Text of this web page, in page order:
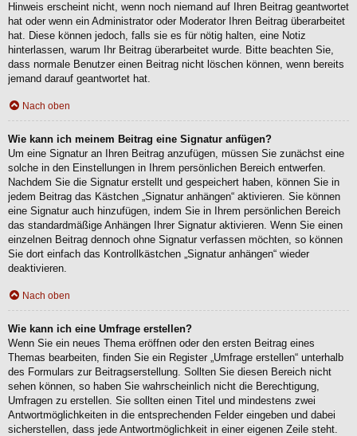
Hinweis erscheint nicht, wenn noch niemand auf Ihren Beitrag geantwortet
hat oder wenn ein Administrator oder Moderator Ihren Beitrag überarbeitet
hat. Diese können jedoch, falls sie es für nötig halten, eine Notiz
hinterlassen, warum Ihr Beitrag überarbeitet wurde. Bitte beachten Sie,
dass normale Benutzer einen Beitrag nicht löschen können, wenn bereits
jemand darauf geantwortet hat.
Nach oben
Wie kann ich meinem Beitrag eine Signatur anfügen?
Um eine Signatur an Ihren Beitrag anzufügen, müssen Sie zunächst eine
solche in den Einstellungen in Ihrem persönlichen Bereich entwerfen.
Nachdem Sie die Signatur erstellt und gespeichert haben, können Sie in
jedem Beitrag das Kästchen „Signatur anhängen“ aktivieren. Sie können
eine Signatur auch hinzufügen, indem Sie in Ihrem persönlichen Bereich
das standardmäßige Anhängen Ihrer Signatur aktivieren. Wenn Sie einen
einzelnen Beitrag dennoch ohne Signatur verfassen möchten, so können
Sie dort einfach das Kontrollkästchen „Signatur anhängen“ wieder
deaktivieren.
Nach oben
Wie kann ich eine Umfrage erstellen?
Wenn Sie ein neues Thema eröffnen oder den ersten Beitrag eines
Themas bearbeiten, finden Sie ein Register „Umfrage erstellen“ unterhalb
des Formulars zur Beitragserstellung. Sollten Sie diesen Bereich nicht
sehen können, so haben Sie wahrscheinlich nicht die Berechtigung,
Umfragen zu erstellen. Sie sollten einen Titel und mindestens zwei
Antwortmöglichkeiten in die entsprechenden Felder eingeben und dabei
sicherstellen, dass jede Antwortmöglichkeit in einer eigenen Zeile steht.